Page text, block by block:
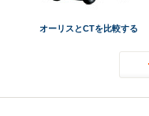
オーリスとCTを比較する